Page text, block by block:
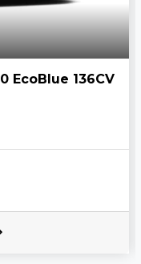
EcoBlue 136CV